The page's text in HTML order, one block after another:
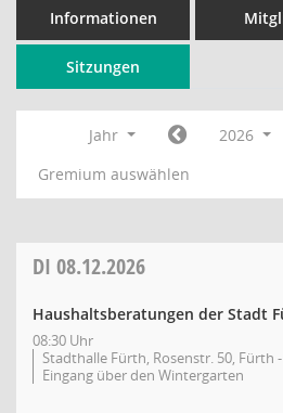
Informationen
Sitzungen
Jahr
2026
Gremium auswählen
DI 08.12.2026
Haushaltsberatungen der Stadt
08:30 Uhr
Stadthalle Fürth, Rosenstr. 50, Fürth
Eingang über den Wintergarten